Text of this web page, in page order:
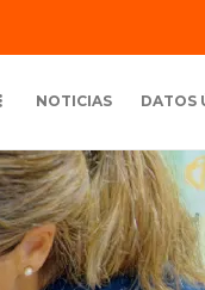
NOTICIAS DATOS